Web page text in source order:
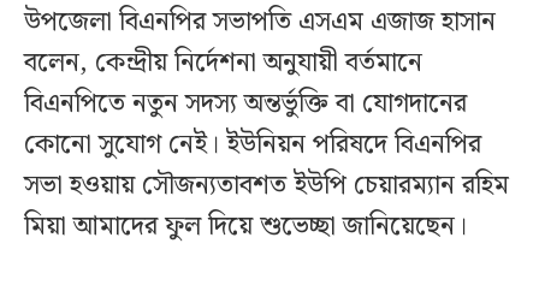
উপজেলা বিএনপির সভাপতি এসএম এজাজ হাসান
বলেন, কেন্দ্রীয় নির্দেশনা অনুযায়ী বর্তমানে
বিএনপিতে নতুন সদস্য অন্তর্ভুক্তি বা যোগদানের
কোনো সুযোগ নেই। ইউনিয়ন পরিষদে বিএনপির
সভা হওয়ায় সৌজন্যতাবশত ইউপি চেয়ারম্যান রহিম
মিয়া আমাদের ফুল দিয়ে শুভেচ্ছা জানিয়েছেন।